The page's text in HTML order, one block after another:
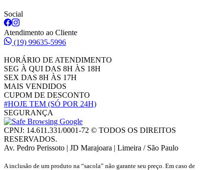
Social
Atendimento ao Cliente
(19) 99635-5996
HORÁRIO DE ATENDIMENTO
SEG À QUI DAS 8H ÀS 18H
SEX DAS 8H ÀS 17H
MAIS VENDIDOS
CUPOM DE DESCONTO
#HOJE TEM (SÓ POR 24H)
SEGURANÇA
CPNJ: 14.611.331/0001-72 © TODOS OS DIREITOS
RESERVADOS.
Av. Pedro Perissoto | JD Marajoara | Limeira / São Paulo
A inclusão de um produto na “sacola” não garante seu preço. Em caso de